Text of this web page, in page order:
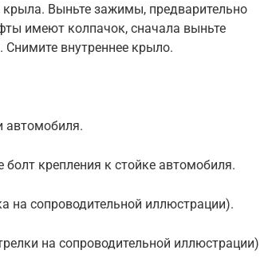
крыла. Выньте зажимы, предварительно
имеют колпачок, сначала выньте
внутреннее крыло.
автомобиля.
болт крепления к стойке автомобиля.
на сопроводительной иллюстрации).
на сопроводительной иллюстрации)